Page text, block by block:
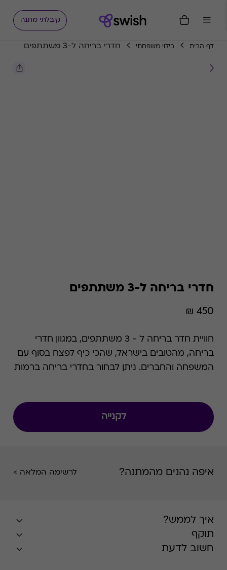
קיבלתי מתנה
דף הבית בילוי משפחתי חדרי בריחה ל-3 משתתפים
חדרי בריחה ל-3 משתתפים
450 ₪
חוויית חדר בריחה ל - 3 משתתפים, במגוון חדרי
בריחה, מהטובים בישראל, שהכי כיף לפצח בסוף עם
המשפחה והחברים. ניתן לבחור בחדרי בריחה ברמות
הולדת, ימי גיבוש, קבוצות וילדים.
לקנייה
איפה נהנים מהמתנה? לרשימה המלאה >
איך לממש?
תוקף
חשוב לדעת